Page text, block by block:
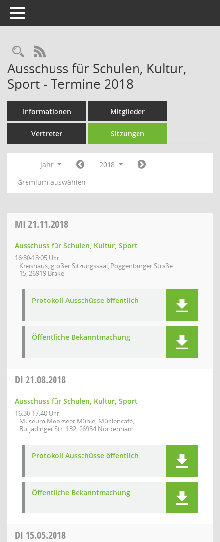
Toggle navigation
Rechercheauswahl
RSS-Feed
Ausschuss für Schulen, Kultur,
Sport - Termine 2018
Informationen Mitglieder
Vertreter Sitzungen
Jahr
2018
Gremium auswählen
MI 21.11.2018
Ausschuss für Schulen, Kultur, Sport
16:30-18:05 Uhr
Kreishaus, großer Sitzungssaal, Poggenburger Straße
15, 26919 Brake
Protokoll Ausschüsse öffentlich
Öffentliche Bekanntmachung
DI 21.08.2018
Ausschuss für Schulen, Kultur, Sport
16:30-17:40 Uhr
Museum Moorseer Mühle, Mühlencafé,
Butjadinger Str. 132, 26954 Nordenham
Protokoll Ausschüsse öffentlich
Öffentliche Bekanntmachung
DI 15.05.2018